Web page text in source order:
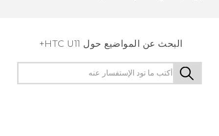
البحث عن المواضيع حول HTC U11+